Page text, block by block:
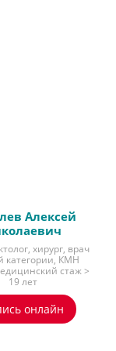
Алексей
хирург, врач
категории, КМН
стаж >
19 лет
онлайн